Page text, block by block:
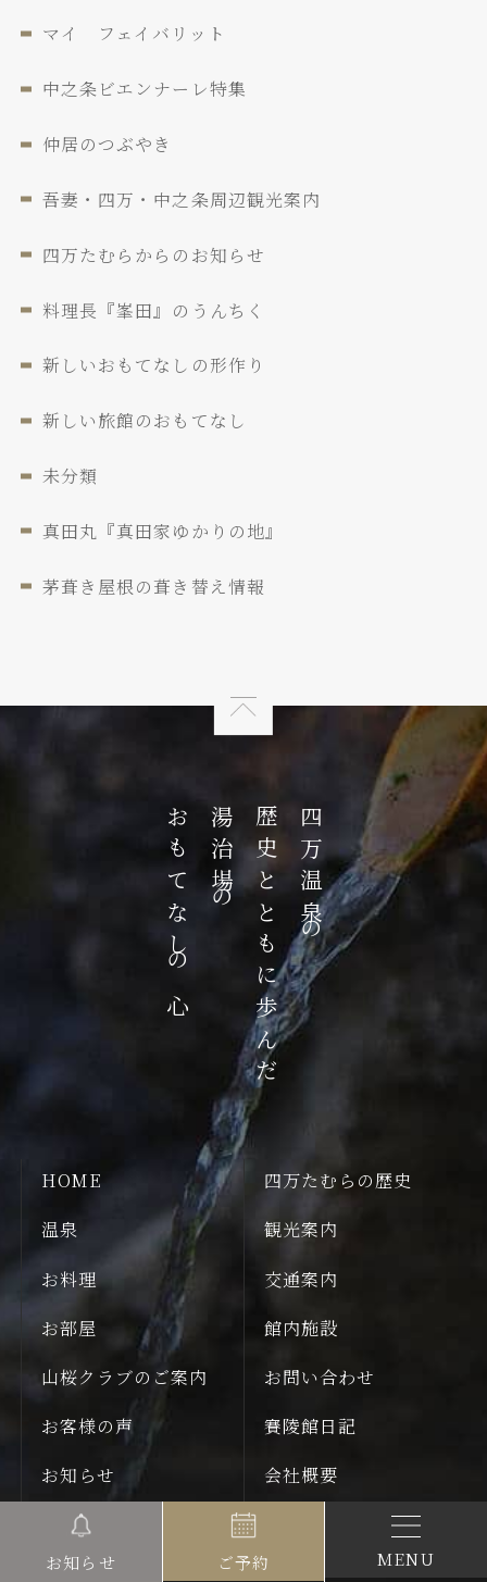
マイ フェイバリット
中之条ビエンナーレ特集
仲居のつぶやき
吾妻・四万・中之条周辺観光案内
四万たむらからのお知らせ
料理長『峯田』のうんちく
新しいおもてなしの形作り
新しい旅館のおもてなし
未分類
真田丸『真田家ゆかりの地』
茅葺き屋根の葺き替え情報
四万温泉の
歴史とともに歩んだ
湯治場の
おもてなしの心
HOME
温泉
お料理
お部屋
四万たむらの歴史
観光案内
交通案内
館内施設
山桜クラブのご案内
お客様の声
お知らせ
お問い合わせ
賽陵館日記
会社概要
お知らせ ご予約 MENU